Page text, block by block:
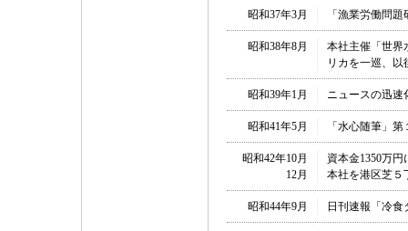
昭和37年3月 「漁業労働問
昭和38年8月
本社主催「世界
リカを一巡、
昭和39年1月 ニュースの迅速
昭和41年5月 「水心随筆」
昭和42年10月
資本金1350万
12月
本社を港区芝５
昭和44年9月 日刊速報「冷食